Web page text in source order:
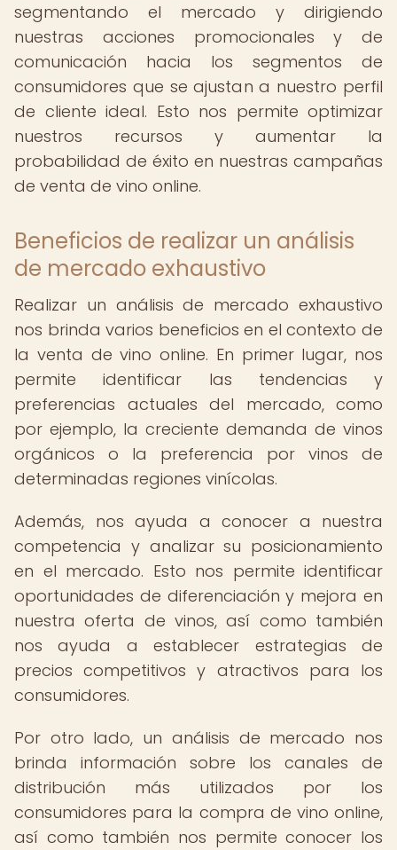
segmentando el mercado y dirigiendo
nuestras acciones promocionales y de
comunicación hacia los segmentos de
consumidores que se ajustan a nuestro perfil
de cliente ideal. Esto nos permite optimizar
nuestros recursos y aumentar la
probabilidad de éxito en nuestras campañas
de venta de vino online.
Beneficios de realizar un análisis
de mercado exhaustivo
Realizar un análisis de mercado exhaustivo
nos brinda varios beneficios en el contexto de
la venta de vino online. En primer lugar, nos
permite identificar las tendencias y
preferencias actuales del mercado, como
por ejemplo, la creciente demanda de vinos
orgánicos o la preferencia por vinos de
determinadas regiones vinícolas.
Además, nos ayuda a conocer a nuestra
competencia y analizar su posicionamiento
en el mercado. Esto nos permite identificar
oportunidades de diferenciación y mejora en
nuestra oferta de vinos, así como también
nos ayuda a establecer estrategias de
precios competitivos y atractivos para los
consumidores.
Por otro lado, un análisis de mercado nos
brinda información sobre los canales de
distribución más utilizados por los
consumidores para la compra de vino online,
así como también nos permite conocer los